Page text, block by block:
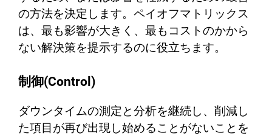
の方法を決定します。ペイオフマトリックス
は、最も影響が大きく、最もコストのかから
ない解決策を提示するのに役立ちます。
制御(Control)
ダウンタイムの測定と分析を継続し、削減し
た項目が再び出現し始めることがないことを